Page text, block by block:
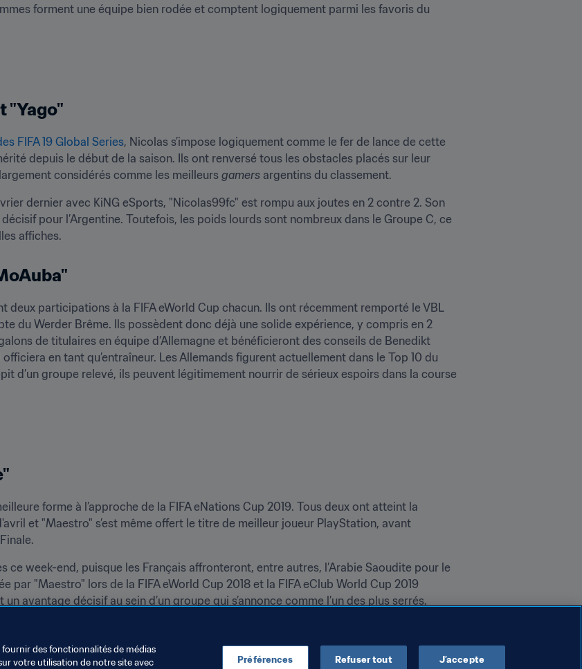
forment une équipe bien rodée et comptent logiquement parmi les favoris du
"Yago"
FIFA 19 Global Series, Nicolas s’impose logiquement comme le fer de lance de cette
depuis le début de la saison. Ils ont renversé tous les obstacles placés sur leur
considérés comme les meilleurs gamers argentins du classement.
dernier avec KiNG eSports, "Nicolas99fc" est rompu aux joutes en 2 contre 2. Son
pour l’Argentine. Toutefois, les poids lourds sont nombreux dans le Groupe C, ce
affiches.
deux participations à la FIFA eWorld Cup chacun. Ils ont récemment remporté le VBL
du Werder Brême. Ils possèdent donc déjà une solide expérience, y compris en 2
de titulaires en équipe d’Allemagne et bénéficieront des conseils de Benedikt
en tant qu’entraîneur. Les Allemands figurent actuellement dans le Top 10 du
d’un groupe relevé, ils peuvent légitimement nourrir de sérieux espoirs dans la course
forme à l’approche de la FIFA eNations Cup 2019. Tous deux ont atteint la
et "Maestro" s’est même offert le titre de meilleur joueur PlayStation, avant
ce week-end, puisque les Français affronteront, entre autres, l’Arabie Saoudite pour le
par "Maestro" lors de la FIFA eWorld Cup 2018 et la FIFA eClub World Cup 2019
avantage décisif au sein d’un groupe qui s’annonce comme l’un des plus serrés.
prochains sur ces chaînes :
des fonctionnalités de médias
votre utilisation de notre site avec
Préférences Refuser tout J’accepte